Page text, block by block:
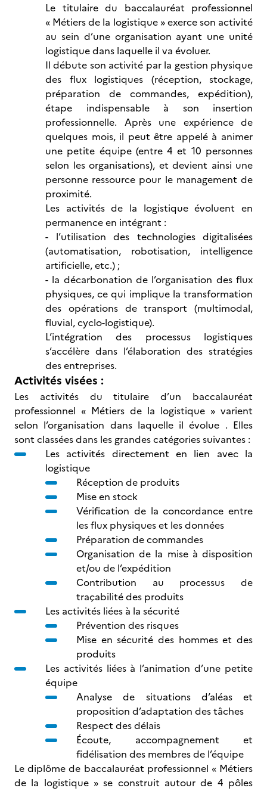
Le titulaire du baccalauréat professionnel
« Métiers de la logistique » exerce son activité
au sein d’une organisation ayant une unité
logistique dans laquelle il va évoluer.
Il débute son activité par la gestion physique
des flux logistiques (réception, stockage,
préparation de commandes, expédition),
étape indispensable à son insertion
professionnelle. Après une expérience de
quelques mois, il peut être appelé à animer
une petite équipe (entre 4 et 10 personnes
selon les organisations), et devient ainsi une
personne ressource pour le management de
proximité.
Les activités de la logistique évoluent en
permanence en intégrant :
- l’utilisation des technologies digitalisées
(automatisation, robotisation, intelligence
artificielle, etc.) ;
- la décarbonation de l’organisation des flux
physiques, ce qui implique la transformation
des opérations de transport (multimodal,
fluvial, cyclo-logistique).
L’intégration des processus logistiques
s’accélère dans l’élaboration des stratégies
des entreprises.
Activités visées :
Les activités du titulaire d’un baccalauréat
professionnel « Métiers de la logistique » varient
selon l’organisation dans laquelle il évolue . Elles
sont classées dans les grandes catégories suivantes :
Les activités directement en lien avec la
logistique
Réception de produits
Mise en stock
Vérification de la concordance entre
les flux physiques et les données
Préparation de commandes
Organisation de la mise à disposition
et/ou de l’expédition
Contribution au processus de
traçabilité des produits
Les activités liées à la sécurité
Prévention des risques
Mise en sécurité des hommes et des
produits
Les activités liées à l’animation d’une petite
équipe
Analyse de situations d’aléas et
proposition d’adaptation des tâches
Respect des délais
Écoute, accompagnement et
fidélisation des membres de l’équipe
Le diplôme de baccalauréat professionnel « Métiers
de la logistique » se construit autour de 4 pôles